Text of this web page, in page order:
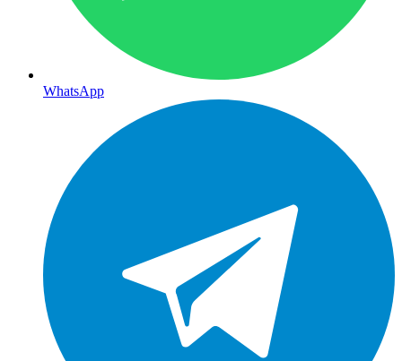
WhatsApp